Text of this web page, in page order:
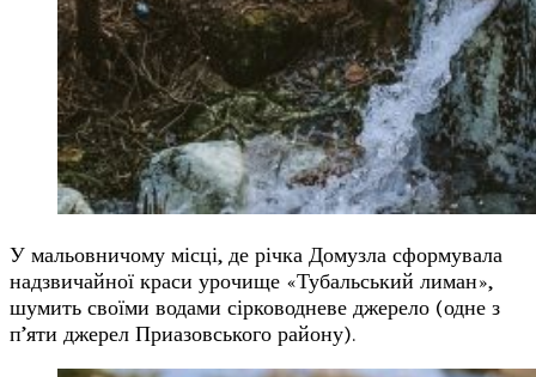
У мальовничому місці, де річка Домузла сформувала
надзвичайної краси урочище «Тубальський лиман»,
шумить своїми водами сірководневе джерело (одне з
п’яти джерел Приазовського району).